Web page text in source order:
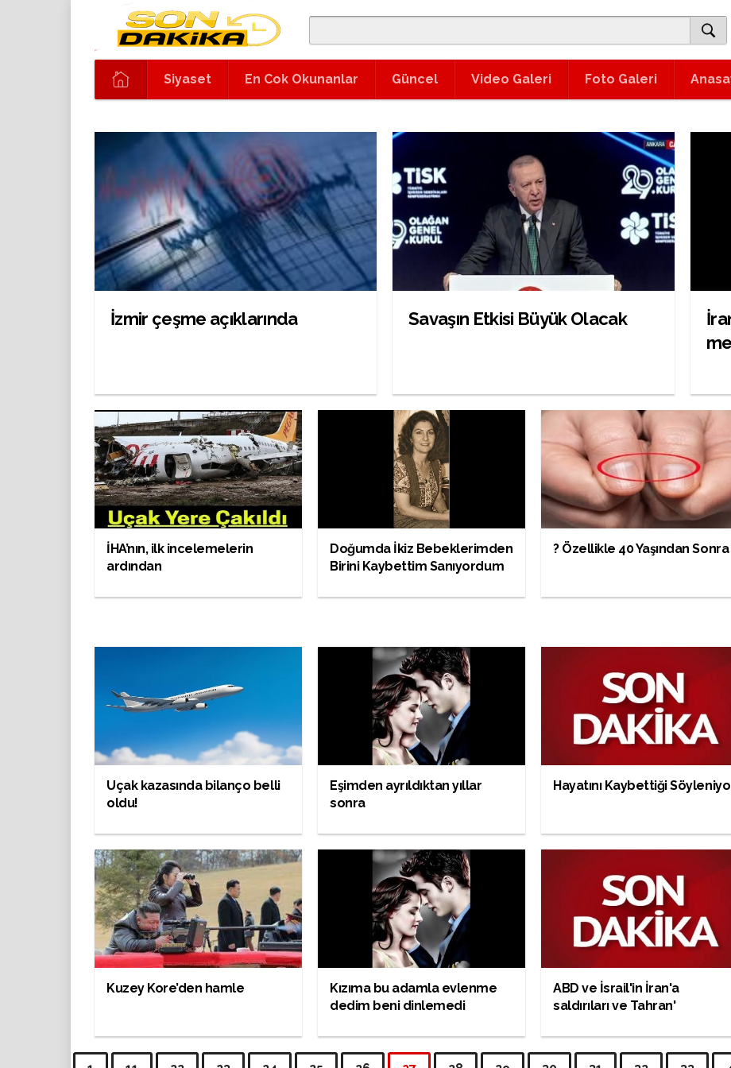
Siyaset En Cok Okunanlar Güncel Video Galeri Foto Galeri
İzmir çeşme açıklarında Savaşın Etkisi Büyük Olacak
İHA’nın, ilk incelemelerin
ardından
Doğumda İkiz Bebeklerimden
Birini Kaybettim Sanıyordum
? Özellikle 40 Yaşından Sonra
Uçak kazasında bilanço belli
oldu!
Eşimden ayrıldıktan yıllar
sonra
Hayatını Kaybettiği
Kuzey Kore’den hamle
Kızıma bu adamla evlenme
dedim beni dinlemedi
ABD ve İsrail'in İran'a
saldırıları ve Tahran'